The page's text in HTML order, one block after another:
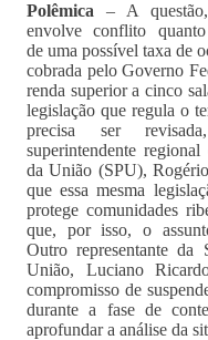
Polêmica– A
envolve conflito
de uma possível taxa de
cobrada pelo Governo
renda superior a cinco
legislação que regula o
precisa ser
superintendente
da União (SPU),
que essa mesma
protege comunidades
que, por isso, o
Outro representante da
União, Luciano
compromisso de
durante a fase de
aprofundar a análise da